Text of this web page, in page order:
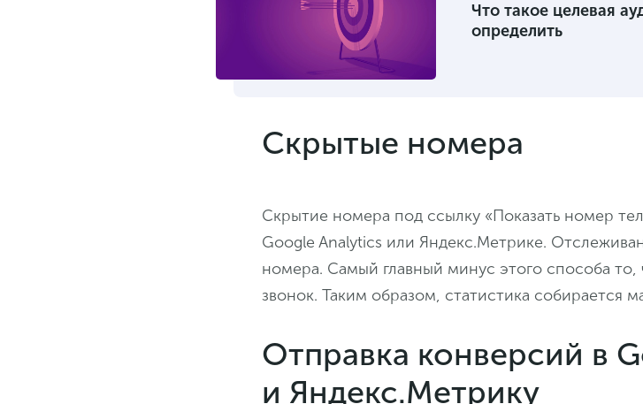
Что такое целевая
определить
Скрытые номера
Скрытие номера под ссылку «Показать номер
Google Analytics или Яндекс.Метрике.
номера. Самый главный минус этого способа то,
звонок. Таким образом, статистика собирается
Отправка конверсий в
и Яндекс.Метрику